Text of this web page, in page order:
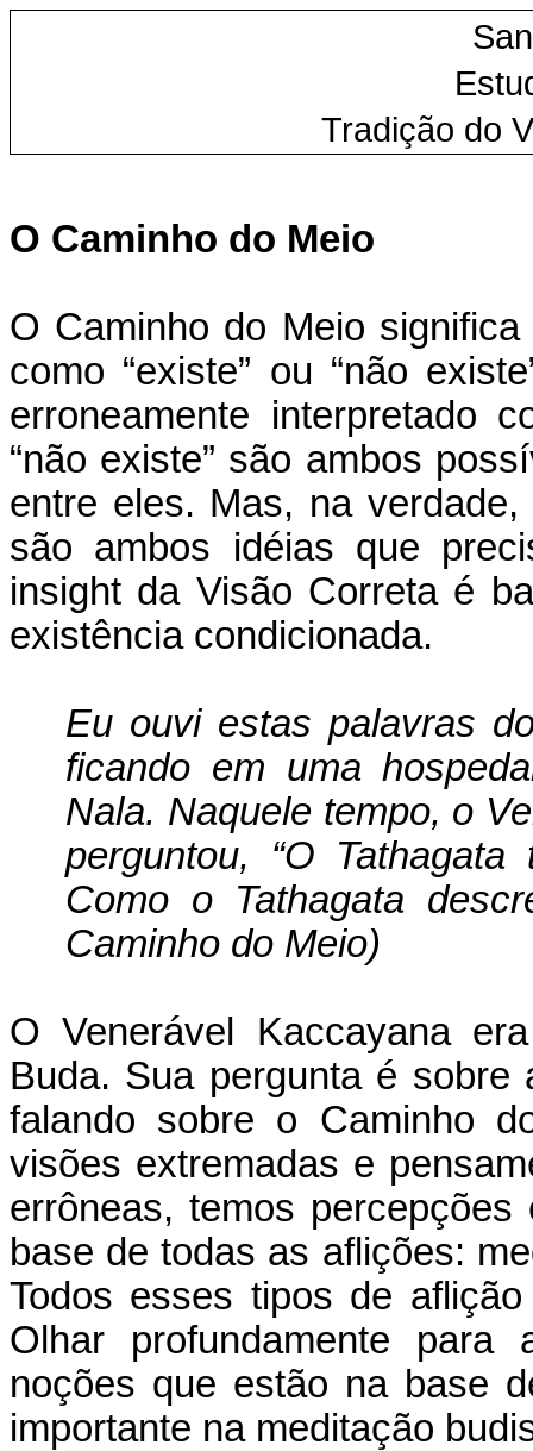
Tradição do
O Caminho do Meio
O Caminho do Meio
como “existe” ou “não
erroneamente interpretado
“não existe” são ambos
entre eles. Mas, na verdade,
são ambos idéias que
insight da Visão Correta é
existência condicionada.
Eu ouvi estas palavras
ficando em uma
Nala. Naquele tempo, o
perguntou, “O
Como o Tathagata
Caminho do Meio)
O Venerável Kaccayana
Buda. Sua pergunta é
falando sobre o Caminho
visões extremadas e
errôneas, temos
base de todas as aflições:
Todos esses tipos de
Olhar profundamente
noções que estão na base
importante na meditação